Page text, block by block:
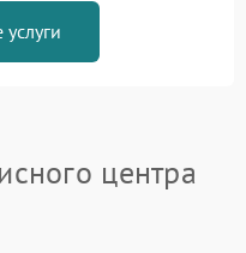
услуги
центра